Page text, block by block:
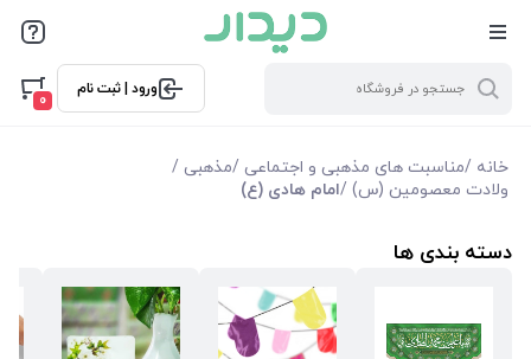
ورود | ثبت نام
0
خانه /مناسبت های مذهبی و اجتماعی /مذهبی /
ولادت معصومین (س) /امام هادی (ع)
دسته بندی ها
فیلتر بر اساس قیمت
نمایش همه محصولات